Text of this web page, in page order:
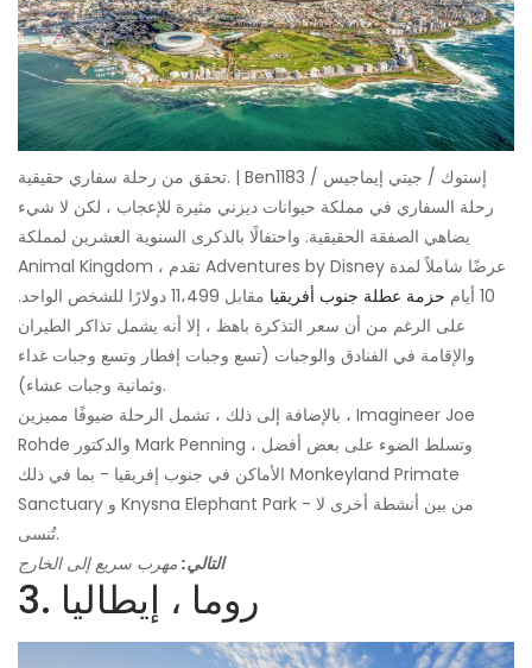
تحقق من رحلة سفاري حقيقية. | Ben1183 / إستوك / جيتي إيماجيس
رحلة السفاري في مملكة حيوانات ديزني مثيرة للإعجاب ، لكن لا شيء
يضاهي الصفقة الحقيقية. واحتفالًا بالذكرى السنوية العشرين لمملكة
Animal Kingdom ، تقدم Adventures by Disney عرضًا شاملاً لمدة
10 أيام
حزمة عطلة جنوب أفريقيا
مقابل 11،499 دولارًا للشخص الواحد.
على الرغم من أن سعر التذكرة باهظ ، إلا أنه يشمل تذاكر الطيران
والإقامة في الفنادق والوجبات (تسع وجبات إفطار وتسع وجبات غداء
وثمانية وجبات عشاء).
بالإضافة إلى ذلك ، تشمل الرحلة ضيوفًا مميزين ، Imagineer Joe
Rohde والدكتور Mark Penning ، وتسلط الضوء على بعض أفضل
الأماكن في جنوب إفريقيا - بما في ذلك Monkeyland Primate
Sanctuary و Knysna Elephant Park - من بين أنشطة أخرى لا
تُنسى.
التالي: مهرب سريع إلى الخارج
3. روما ، إيطاليا